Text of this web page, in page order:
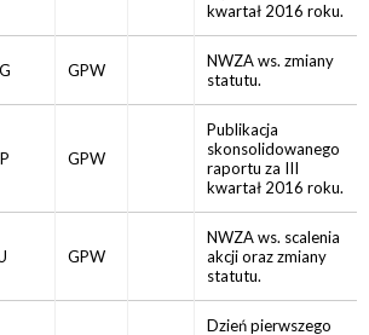
kwartał 2016 roku.
GPW
NWZA ws. zmiany
statutu.
GPW
Publikacja
skonsolidowanego
raportu za III
kwartał 2016 roku.
GPW
NWZA ws. scalenia
akcji oraz zmiany
statutu.
Dzień pierwszego